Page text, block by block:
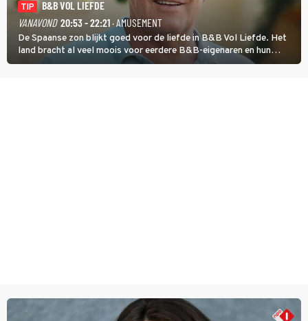
TIP
B&B VOL LIEFDE
VANAVOND 20:53 - 22:21· AMUSEMENT
De Spaanse zon blijkt goed voor de liefde in B&B Vol Liefde. Het
land bracht al veel moois voor eerdere B&B-eigenaren en hun
partners. Ook Paul runt zijn gastenverblijf in Spanje. De 62-jarige